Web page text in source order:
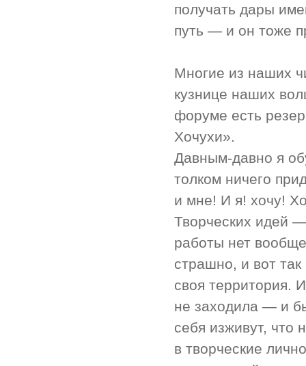
получать дары
путь — и он тоже
Многие из наших
кузнице наших
форуме есть
Хочухи».
Давным-давно я
толком ничего
и мне! И я! хочу!
Творческих идей
работы нет
страшно, и вот
своя территория.
не заходила — и
себя изживут, что
в творческие